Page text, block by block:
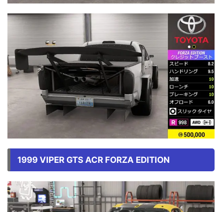
1999 VIPER GTS ACR FORZA EDITION